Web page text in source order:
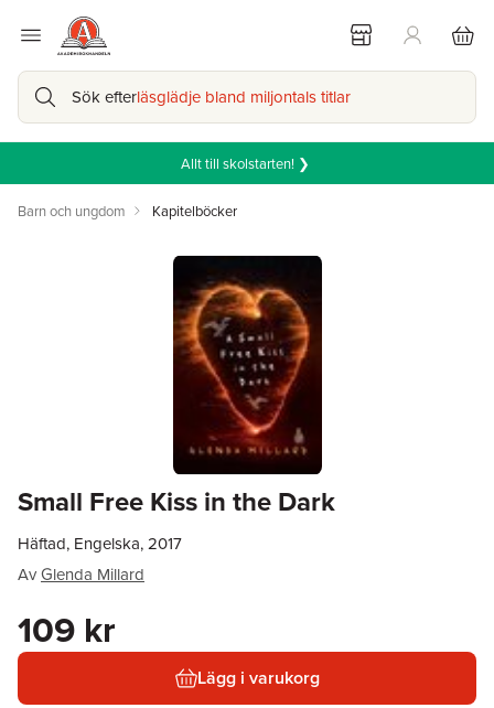
Sök efterläsglädje bland miljontals titlar
Allt till skolstarten! ❯
Barn och ungdom Kapitelböcker
Small Free Kiss in the Dark
Häftad, Engelska, 2017
AvGlenda Millard
109 kr
Lägg i varukorg